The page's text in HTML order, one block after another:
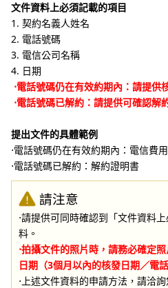
文件資料上必須記載的項目
1. 契約名義人姓名
2. 電話號碼
3. 電信公司名稱
4. 日期
⋅電話號碼仍在有效約期內：請提供
⋅電話號碼已解約：請提供可確認解
提出文件的具體範例
⋅電話號碼仍在有效約期內：電信費
⋅電話號碼已解約：解約證明書
請注意
⋅請提供可同時確認到「文件資料
料。
⋅拍攝文件的照片時，請務必確定
日期（3個月以內的核發日期／電
⋅上述文件資料的申請方法，請洽